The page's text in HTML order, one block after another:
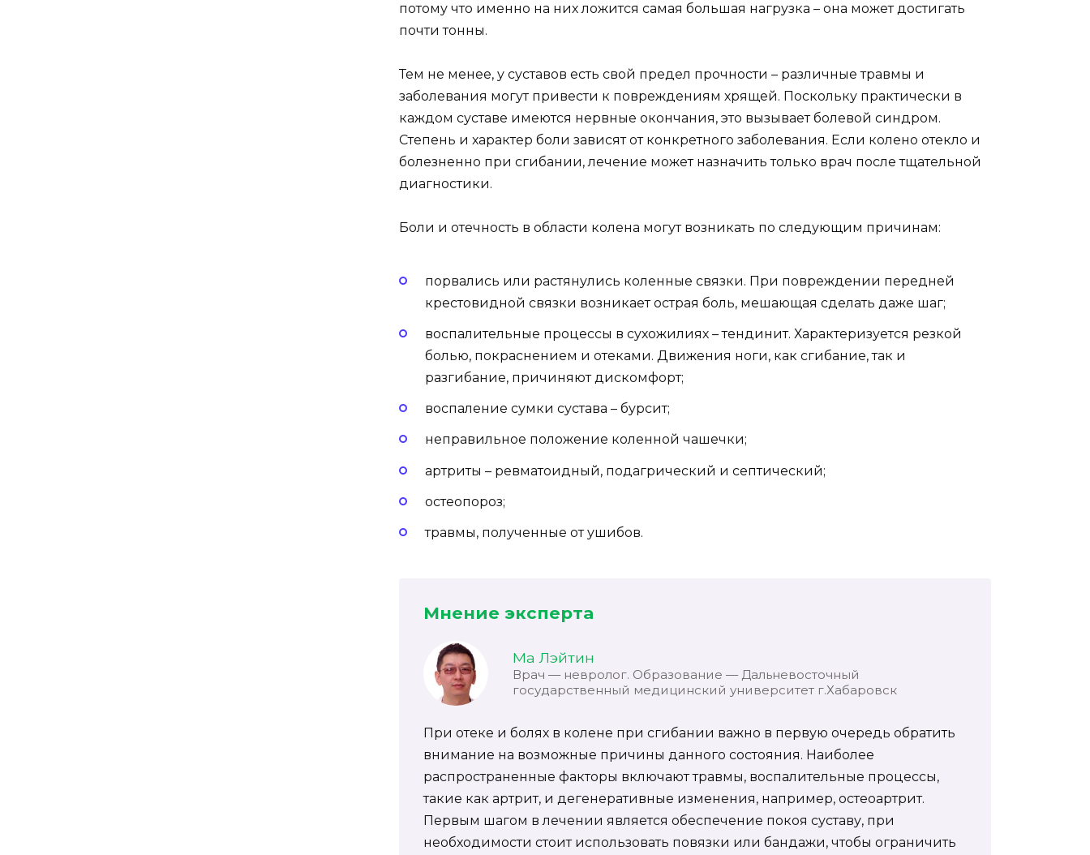
потому что именно на них ложится самая большая нагрузка – она может достигать
почти тонны.
Тем не менее, у суставов есть свой предел прочности – различные травмы и
заболевания могут привести к повреждениям хрящей. Поскольку практически в
каждом суставе имеются нервные окончания, это вызывает болевой синдром.
Степень и характер боли зависят от конкретного заболевания. Если колено отекло и
болезненно при сгибании, лечение может назначить только врач после тщательной
диагностики.
Боли и отечность в области колена могут возникать по следующим причинам:
порвались или растянулись коленные связки. При повреждении передней
крестовидной связки возникает острая боль, мешающая сделать даже шаг;
воспалительные процессы в сухожилиях – тендинит. Характеризуется резкой
болью, покраснением и отеками. Движения ноги, как сгибание, так и
разгибание, причиняют дискомфорт;
воспаление сумки сустава – бурсит;
неправильное положение коленной чашечки;
артриты – ревматоидный, подагрический и септический;
остеопороз;
травмы, полученные от ушибов.
Мнение эксперта
Ма Лэйтин
Врач — невролог. Образование — Дальневосточный
государственный медицинский университет г.Хабаровск
При отеке и болях в колене при сгибании важно в первую очередь обратить
внимание на возможные причины данного состояния. Наиболее
распространенные факторы включают травмы, воспалительные процессы,
такие как артрит, и дегенеративные изменения, например, остеоартрит.
Первым шагом в лечении является обеспечение покоя суставу, при
необходимости стоит использовать повязки или бандажи, чтобы ограничить